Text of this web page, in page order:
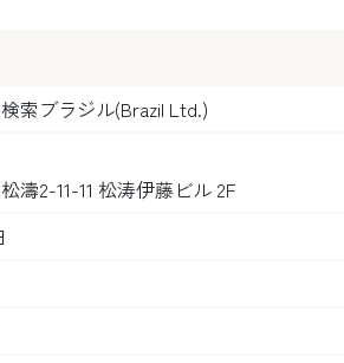
索ブラジル(Brazil Ltd.)
濤2-11-11 松涛伊藤ビル 2F